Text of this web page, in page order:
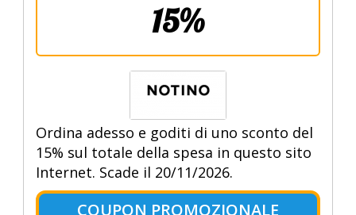
15%
Ordina adesso e goditi di uno sconto del
15% sul totale della spesa in questo sito
Internet. Scade il 20/11/2026.
COUPON PROMOZIONALE